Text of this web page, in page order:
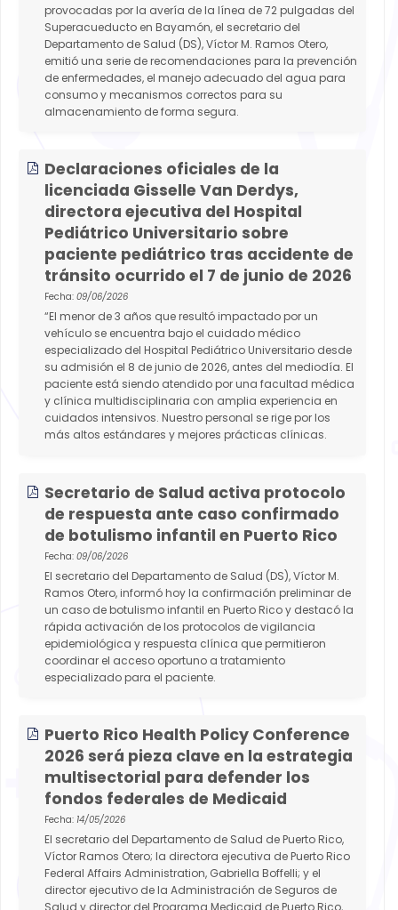
provocadas por la avería de la línea de 72 pulgadas del
Superacueducto en Bayamón, el secretario del
Departamento de Salud (DS), Víctor M. Ramos Otero,
emitió una serie de recomendaciones para la prevención
de enfermedades, el manejo adecuado del agua para
consumo y mecanismos correctos para su
almacenamiento de forma segura.
Declaraciones oficiales de la
licenciada Gisselle Van Derdys,
directora ejecutiva del Hospital
Pediátrico Universitario sobre
paciente pediátrico tras accidente de
tránsito ocurrido el 7 de junio de 2026
Fecha: 09/06/2026
“El menor de 3 años que resultó impactado por un
vehículo se encuentra bajo el cuidado médico
especializado del Hospital Pediátrico Universitario desde
su admisión el 8 de junio de 2026, antes del mediodía. El
paciente está siendo atendido por una facultad médica
y clínica multidisciplinaria con amplia experiencia en
cuidados intensivos. Nuestro personal se rige por los
más altos estándares y mejores prácticas clínicas.
Secretario de Salud activa protocolo
de respuesta ante caso confirmado
de botulismo infantil en Puerto Rico
Fecha: 09/06/2026
El secretario del Departamento de Salud (DS), Víctor M.
Ramos Otero, informó hoy la confirmación preliminar de
un caso de botulismo infantil en Puerto Rico y destacó la
rápida activación de los protocolos de vigilancia
epidemiológica y respuesta clínica que permitieron
coordinar el acceso oportuno a tratamiento
especializado para el paciente.
Puerto Rico Health Policy Conference
2026 será pieza clave en la estrategia
multisectorial para defender los
fondos federales de Medicaid
Fecha: 14/05/2026
El secretario del Departamento de Salud de Puerto Rico,
Víctor Ramos Otero; la directora ejecutiva de Puerto Rico
Federal Affairs Administration, Gabriella Boffelli; y el
director ejecutivo de la Administración de Seguros de